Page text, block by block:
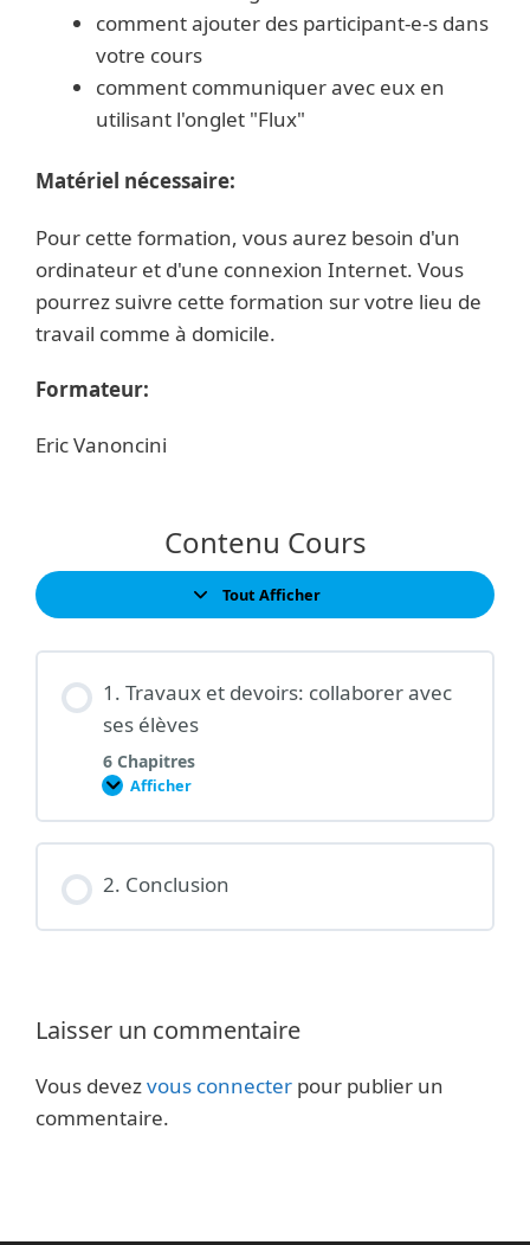
comment ajouter des participant-e-s dans
votre cours
comment communiquer avec eux en
utilisant l'onglet "Flux"
Matériel nécessaire:
Pour cette formation, vous aurez besoin d'un
ordinateur et d'une connexion Internet. Vous
pourrez suivre cette formation sur votre lieu de
travail comme à domicile.
Formateur:
Eric Vanoncini
Contenu Cours
Tout Afficher
Leçons
1. Travaux et devoirs: collaborer avec
ses élèves
6 Chapitres
Afficher
1.
et
devoirs:
avec
ses
2. Conclusion
Laisser un commentaire
Vous devezvous connecter pour publier un
commentaire.